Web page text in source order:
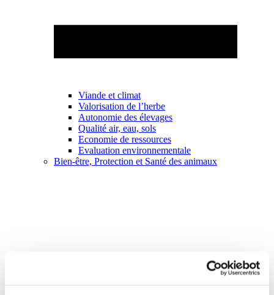
Viande et climat
Valorisation de l’herbe
Autonomie des élevages
Qualité air, eau, sols
Economie de ressources
Evaluation environnementale
Bien-être, Protection et Santé des animaux